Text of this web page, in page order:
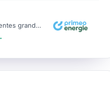
Responsable des ventes grands comptes